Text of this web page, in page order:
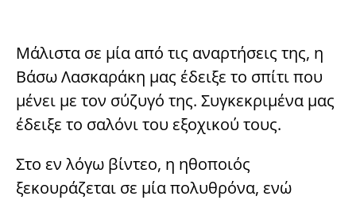
Μάλιστα σε μία από τις αναρτήσεις της, η
Βάσω Λασκαράκη μας έδειξε το σπίτι που
μένει με τον σύζυγό της. Συγκεκριμένα μας
έδειξε το σαλόνι του εξοχικού τoυς.
Στο εν λόγω βίντεο, η ηθοποιός
ξεκουράζεται σε μία πολυθρόνα, ενώ